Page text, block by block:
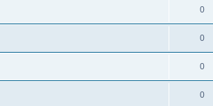
0
0
0
0